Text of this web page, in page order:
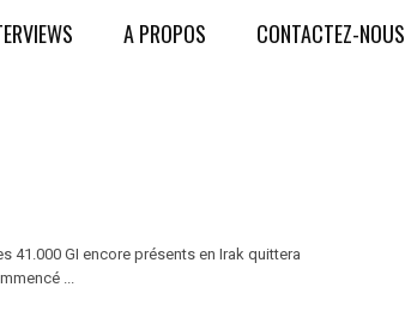
A PROPOS CONTACTEZ-NOUS
41.000 GI encore présents en Irak quittera
...